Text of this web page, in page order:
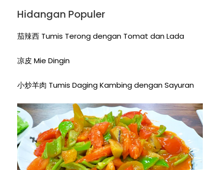
Hidangan Populer
茄辣西 Tumis Terong dengan Tomat dan Lada
凉皮 Mie Dingin
小炒羊肉 Tumis Daging Kambing dengan Sayuran